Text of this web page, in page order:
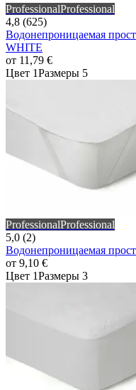
ProfessionalProfessional
4,8 (625)
Водонепроницаемая
WHITE
от 11,79 €
Цвет 1Размеры 5
ProfessionalProfessional
5,0 (2)
Водонепроницаемая
от 9,10 €
Цвет 1Размеры 3